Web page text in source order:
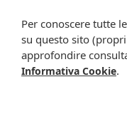
Ogni scheda che troverai
sostituisce né il foglietto
confezione stessa), né il
di possibili allergie o
Per conoscere tutte
su questo sito
approfondire
Informativa Cookie.